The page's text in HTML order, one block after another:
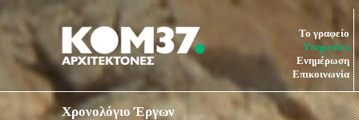
Το γραφείο
Υπηρεσίες
Ενημέρωση
Επικοινωνία
Χρονολόγιο Έργων